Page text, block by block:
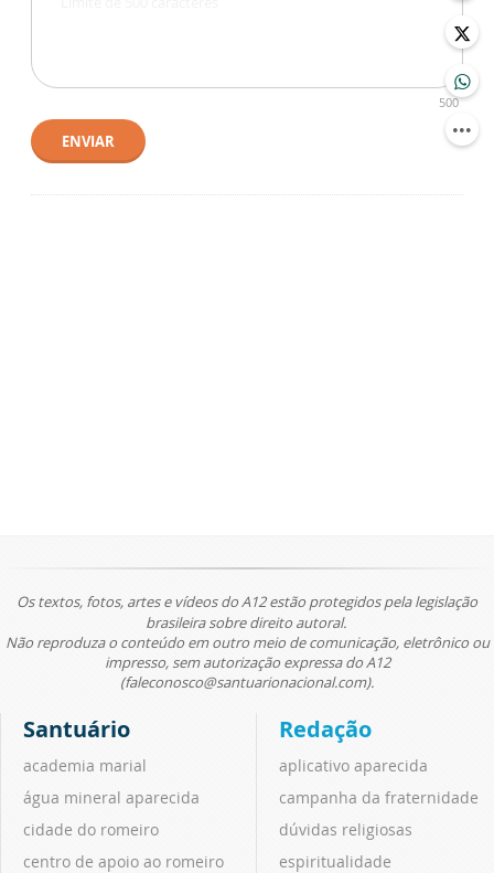
500
ENVIAR
Os textos, fotos, artes e vídeos do A12 estão protegidos pela legislação
brasileira sobre direito autoral.
Não reproduza o conteúdo em outro meio de comunicação, eletrônico ou
impresso, sem autorização expressa do A12
(faleconosco@santuarionacional.com).
Santuário
academia marial
água mineral aparecida
cidade do romeiro
centro de apoio ao romeiro
Redação
aplicativo aparecida
campanha da fraternidade
dúvidas religiosas
espiritualidade